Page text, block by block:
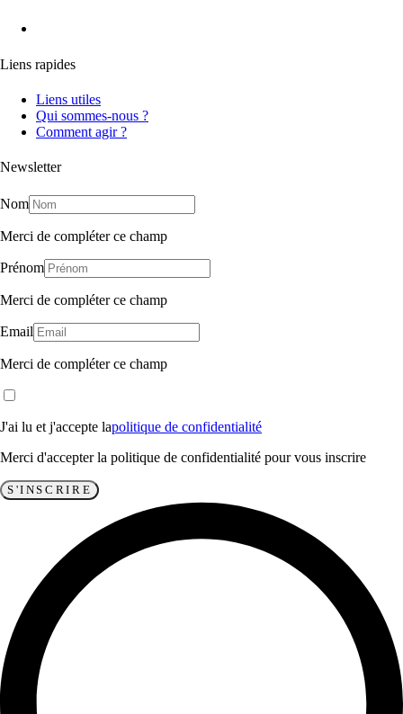
Liens rapides
Liens utiles
Qui sommes-nous ?
Comment agir ?
Newsletter
Nom
Merci de compléter ce champ
Prénom
Merci de compléter ce champ
Email
Merci de compléter ce champ
J'ai lu et j'accepte lapolitique de confidentialité
Merci d'accepter la politique de confidentialité pour vous inscrire
S'INSCRIRE